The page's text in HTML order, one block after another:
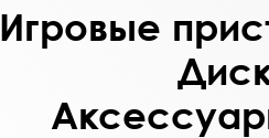
Игровые